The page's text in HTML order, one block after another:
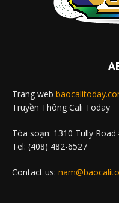
Trang web
Truyền Thông Cali Today
Tòa soạn: 1310 Tully Road
Tel: (408) 482-6527
Contact us: